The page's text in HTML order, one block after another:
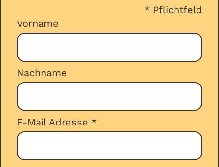
reservieren/buchen Ihren Urlaub und
stellen parallel dazu ihren Antrag über
unseren
* Pflichtfeld
Vorname
Nachname
E-Mail Adresse *